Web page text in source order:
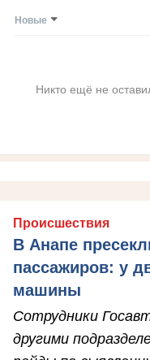
Новые
Никто ещё не
Происшествия
В Анапе
пассажиров: у
машины
Сотрудники
другими